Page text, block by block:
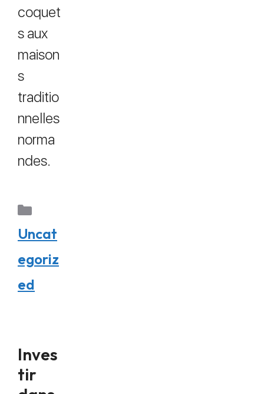
coquet
s aux
maison
s
traditio
nnelles
norma
ndes.
Uncat
egoriz
ed
Inves
tir